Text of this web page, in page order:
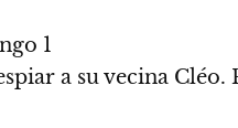
1
a su vecina